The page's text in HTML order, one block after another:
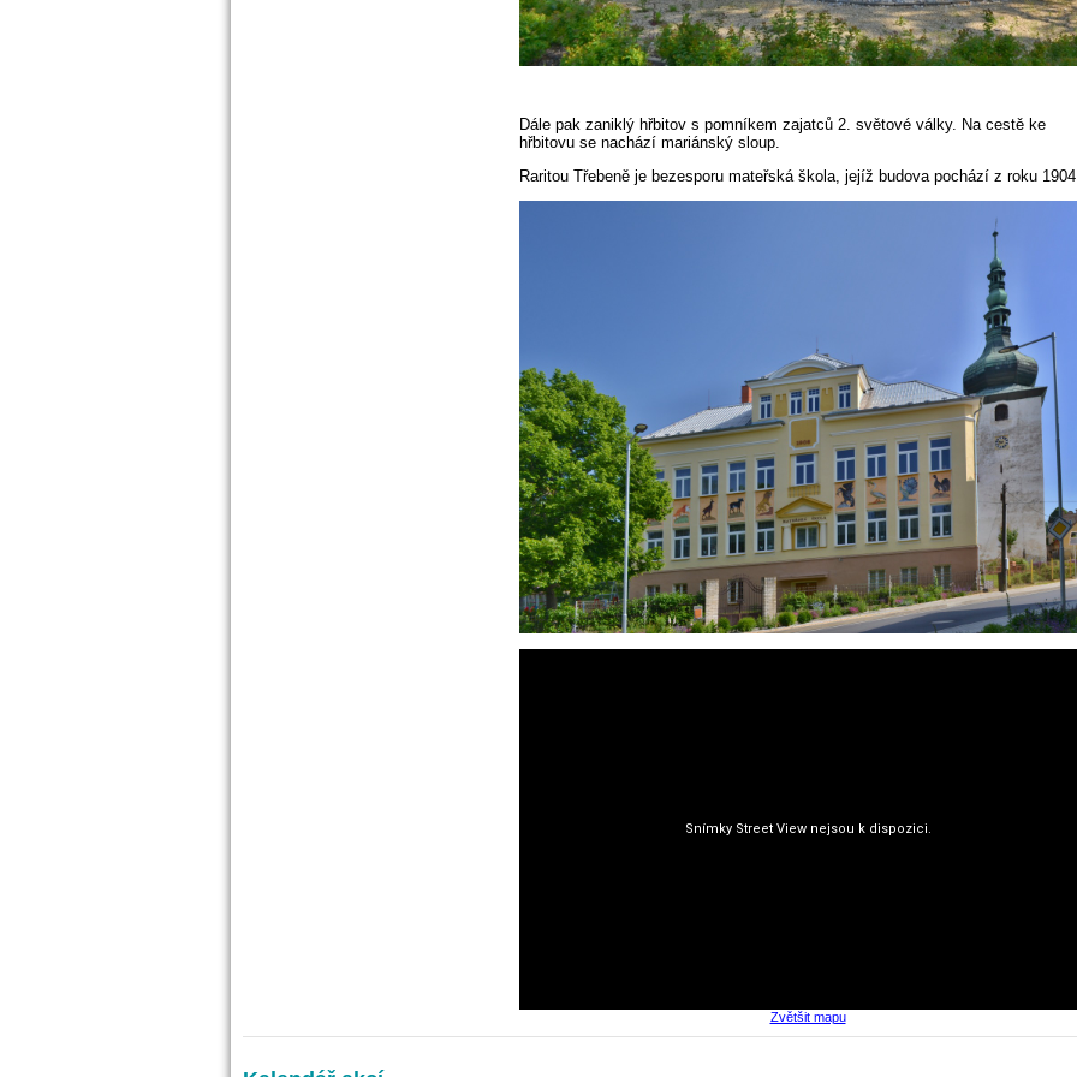
Dále pak zaniklý hřbitov s pomníkem zajatců 2. světové války. Na cestě ke
hřbitovu se nachází mariánský sloup.
Raritou Třebeně je bezesporu mateřská škola, jejíž budova pochází z roku
Zvětšit mapu